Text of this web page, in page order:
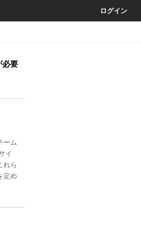
ログイン
必要
ーム
イ
れら
定め